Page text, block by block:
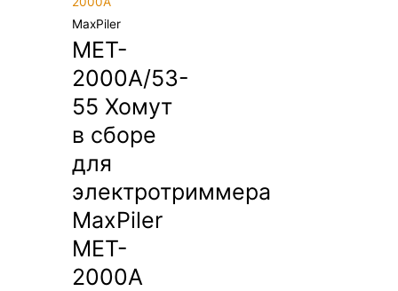
MaxPiler
MET-
2000A/53-
55 Хомут
в сборе
для
электротриммера
MaxPiler
MET-
2000A